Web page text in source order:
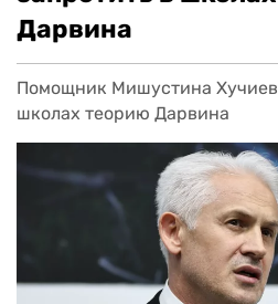
Дарвина
Помощник Мишустина Хучиев
школах теорию Дарвина